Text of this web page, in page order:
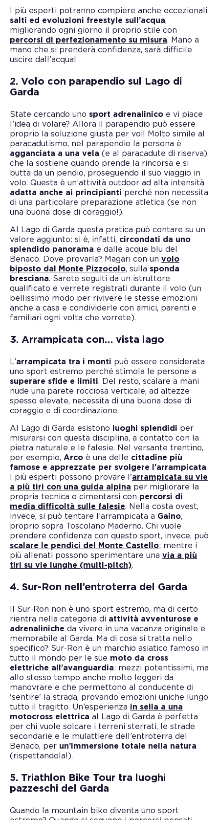
I più esperti potranno compiere anche eccezionali
salti ed evoluzioni freestyle sull’acqua,
migliorando ogni giorno il proprio stile con
percorsi di perfezionamento su misura. Mano a
mano che si prenderà confidenza, sarà difficile
uscire dall’acqua!
2. Volo con parapendio sul Lago di
Garda
State cercando uno sport adrenalinico e vi piace
l’idea di volare? Allora il parapendio può essere
proprio la soluzione giusta per voi! Molto simile al
paracadutismo, nel parapendio la persona è
agganciata a una vela (e al paracadute di riserva)
che la sostiene quando prende la rincorsa e si
butta da un pendio, proseguendo il suo viaggio in
volo. Questa è un’attività outdoor ad alta intensità
adatta anche ai principianti perché non necessita
di una particolare preparazione atletica (se non
una buona dose di coraggio!).
Al Lago di Garda questa pratica può contare su un
valore aggiunto: si è, infatti, circondati da uno
splendido panorama e dalle acque blu del
Benaco. Dove provarla? Magari con un volo
biposto dal Monte Pizzocolo, sulla sponda
bresciana. Sarete seguiti da un istruttore
qualificato e verrete registrati durante il volo (un
bellissimo modo per rivivere le stesse emozioni
anche a casa e condividerle con amici, parenti e
familiari ogni volta che vorrete).
3. Arrampicata con… vista lago
L’arrampicata tra i monti può essere considerata
uno sport estremo perché stimola le persone a
superare sfide e limiti. Del resto, scalare a mani
nude una parete rocciosa verticale, ad altezze
spesso elevate, necessita di una buona dose di
coraggio e di coordinazione.
Al Lago di Garda esistono luoghi splendidi per
misurarsi con questa disciplina, a contatto con la
pietra naturale e le falesie. Nel versante trentino,
per esempio, Arco è una delle cittadine più
famose e apprezzate per svolgere l’arrampicata.
I più esperti possono provare l'arrampicata su vie
a più tiri con una guida alpina per migliorare la
propria tecnica o cimentarsi con percorsi di
media difficoltà sulle falesie. Nella costa ovest,
invece, si può tentare l’arrampicata a Gaino,
proprio sopra Toscolano Maderno. Chi vuole
prendere confidenza con questo sport, invece, può
scalare le pendici del Monte Castello; mentre i
più allenati possono sperimentare una via a più
tiri su vie lunghe (multi-pitch).
4. Sur-Ron nell’entroterra del Garda
Il Sur-Ron non è uno sport estremo, ma di certo
rientra nella categoria di attività avventurose e
adrenaliniche da vivere in una vacanza originale e
memorabile al Garda. Ma di cosa si tratta nello
specifico? Sur-Ron è un marchio asiatico famoso in
tutto il mondo per le sue moto da cross
elettriche all’avanguardia: mezzi potentissimi, ma
allo stesso tempo anche molto leggeri da
manovrare e che permettono al conducente di
'sentire' la strada, provando emozioni uniche lungo
tutto il tragitto. Un’esperienza in sella a una
motocross elettrica al Lago di Garda è perfetta
per chi vuole solcare i terreni sterrati, le strade
secondarie e le mulattiere dell’entroterra del
Benaco, per un’immersione totale nella natura
(rispettandola!).
5. Triathlon Bike Tour tra luoghi
pazzeschi del Garda
Quando la mountain bike diventa uno sport